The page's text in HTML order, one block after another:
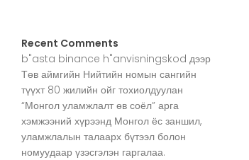
Recent Comments
b"asta binance h"anvisningskod дээр
Төв аймгийн Нийтийн номын сангийн
түүхт 80 жилийн ойг тохиолдуулан
“Монгол уламжлалт өв соёл” арга
хэмжээний хүрээнд Монгол ёс заншил,
уламжлалын талаарх бүтээл болон
номуудаар үзэсгэлэн гаргалаа.